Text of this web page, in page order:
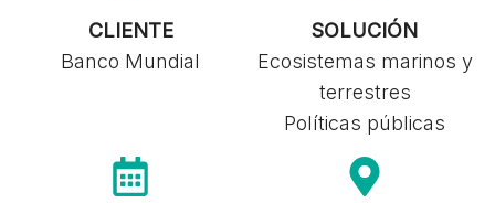
CLIENTE
Banco Mundial
SOLUCIÓN
Ecosistemas marinos y
terrestres
Políticas públicas